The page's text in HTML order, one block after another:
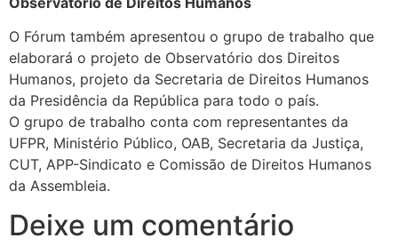
O Fórum também apresentou o grupo de trabalho que
elaborará o projeto de Observatório dos Direitos
Humanos, projeto da Secretaria de Direitos Humanos
da Presidência da República para todo o país.
O grupo de trabalho conta com representantes da
UFPR, Ministério Público, OAB, Secretaria da Justiça,
CUT, APP-Sindicato e Comissão de Direitos Humanos
da Assembleia.
Deixe um comentário